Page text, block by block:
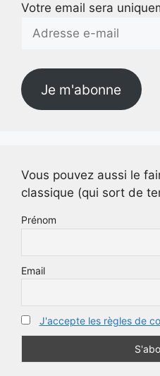
Votre email sera
Adresse
Je m'abonne
Vous pouvez aussi le
classique (qui sort de
Prénom
Email
J'accepte les règles de